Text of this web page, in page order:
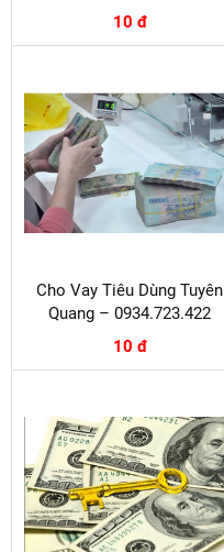
10 đ
Cho Vay Tiêu Dùng Tuyên
Quang – 0934.723.422
10 đ